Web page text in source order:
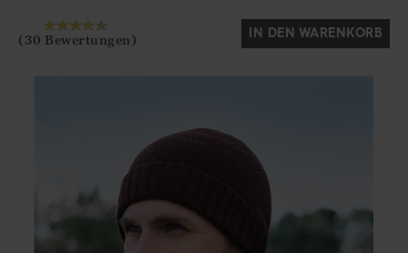
(30 Bewertungen) IN DEN WARENKORB